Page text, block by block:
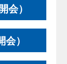
会）
）